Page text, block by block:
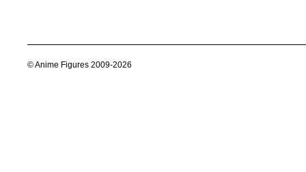
© Anime Figures 2009-2026